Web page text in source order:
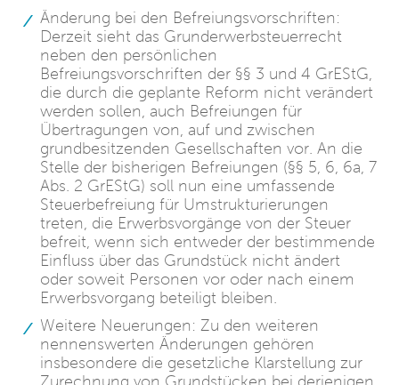
Änderung bei den Befreiungsvorschriften:
Derzeit sieht das Grunderwerbsteuerrecht
neben den persönlichen
Befreiungsvorschriften der §§ 3 und 4 GrEStG,
die durch die geplante Reform nicht verändert
werden sollen, auch Befreiungen für
Übertragungen von, auf und zwischen
grundbesitzenden Gesellschaften vor. An die
Stelle der bisherigen Befreiungen (§§ 5, 6, 6a, 7
Abs. 2 GrEStG) soll nun eine umfassende
Steuerbefreiung für Umstrukturierungen
treten, die Erwerbsvorgänge von der Steuer
befreit, wenn sich entweder der bestimmende
Einfluss über das Grundstück nicht ändert
oder soweit Personen vor oder nach einem
Erwerbsvorgang beteiligt bleiben.
Weitere Neuerungen: Zu den weiteren
nennenswerten Änderungen gehören
insbesondere die gesetzliche Klarstellung zur
Zurechnung von Grundstücken bei derjenigen